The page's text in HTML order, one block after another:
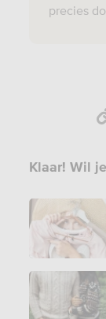
precies
Klaar! Wil